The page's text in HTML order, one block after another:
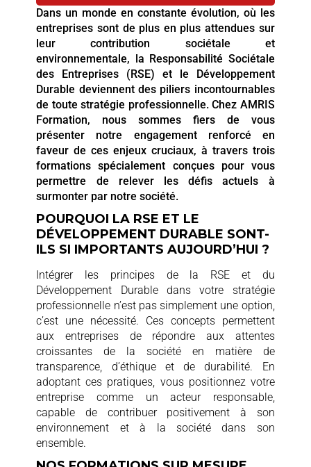
Dans un monde en constante évolution, où les
entreprises sont de plus en plus attendues sur
leur contribution sociétale et
environnementale, la Responsabilité Sociétale
des Entreprises (RSE) et le Développement
Durable deviennent des piliers incontournables
de toute stratégie professionnelle. Chez AMRIS
Formation, nous sommes fiers de vous
présenter notre engagement renforcé en
faveur de ces enjeux cruciaux, à travers trois
formations spécialement conçues pour vous
permettre de relever les défis actuels à
surmonter par notre société.
POURQUOI LA RSE ET LE
DÉVELOPPEMENT DURABLE SONT-
ILS SI IMPORTANTS AUJOURD’HUI ?
Intégrer les principes de la RSE et du
Développement Durable dans votre stratégie
professionnelle n’est pas simplement une option,
c’est une nécessité. Ces concepts permettent
aux entreprises de répondre aux attentes
croissantes de la société en matière de
transparence, d’éthique et de durabilité. En
adoptant ces pratiques, vous positionnez votre
entreprise comme un acteur responsable,
capable de contribuer positivement à son
environnement et à la société dans son
ensemble.